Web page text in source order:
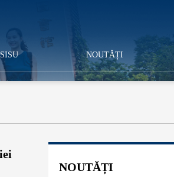
NOUTĂȚI
NOUTĂȚI